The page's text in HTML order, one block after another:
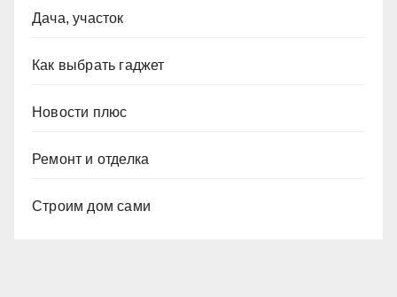
Дача, участок
Как выбрать гаджет
Новости плюс
Ремонт и отделка
Строим дом сами